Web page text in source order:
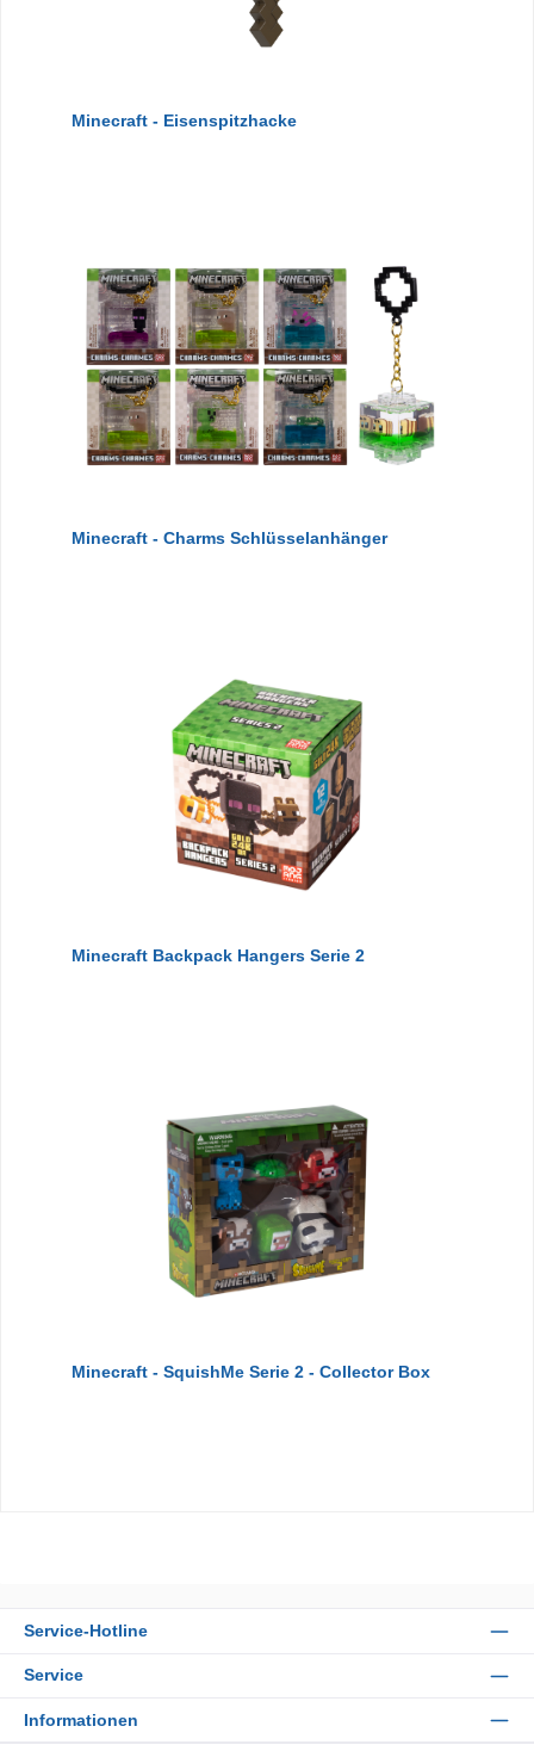
Minecraft - Eisenspitzhacke
Minecraft - Charms Schlüsselanhänger
Minecraft Backpack Hangers Serie 2
Minecraft - SquishMe Serie 2 - Collector Box
Service-Hotline
Service
Informationen